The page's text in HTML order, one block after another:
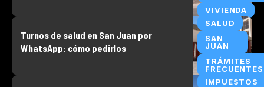
VIVIENDA
SALUD
SAN
JUAN
TRÁMITES
FRECUENTES
Turnos de salud en San Juan por
WhatsApp: cómo pedirlos
IMPUESTOS